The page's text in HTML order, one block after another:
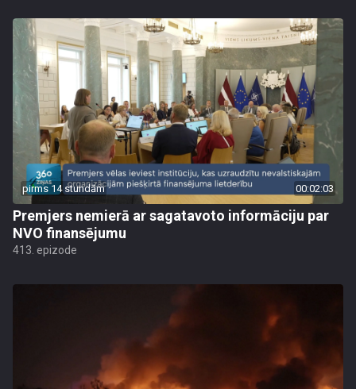
pirms 14 stundām 00:02:03
Premjers nemierā ar sagatavoto informāciju par
NVO finansējumu
413. epizode